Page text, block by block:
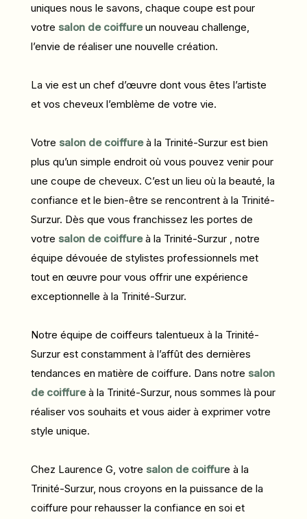
uniques nous le savons, chaque coupe est pour
votre salon de coiffureun nouveau challenge,
l’envie de réaliser une nouvelle création.
La vie est un chef d’œuvre dont vous êtes l’artiste
et vos cheveux l’emblème de votre vie.
Votre salon de coiffureà la Trinité-Surzur est bien
plus qu’un simple endroit où vous pouvez venir pour
une coupe de cheveux. C’est un lieu où la beauté, la
confiance et le bien-être se rencontrent à la Trinité-
Surzur. Dès que vous franchissez les portes de
votre salon de coiffureà la Trinité-Surzur , notre
équipe dévouée de stylistes professionnels met
tout en œuvre pour vous offrir une expérience
exceptionnelle à la Trinité-Surzur.
Notre équipe de coiffeurs talentueux à la Trinité-
Surzur est constamment à l’affût des dernières
tendances en matière de coiffure. Dans notre salon
de coiffureà la Trinité-Surzur, nous sommes là pour
réaliser vos souhaits et vous aider à exprimer votre
style unique.
Chez Laurence G, votre salon de coiffure à la
Trinité-Surzur, nous croyons en la puissance de la
coiffure pour rehausser la confiance en soi et